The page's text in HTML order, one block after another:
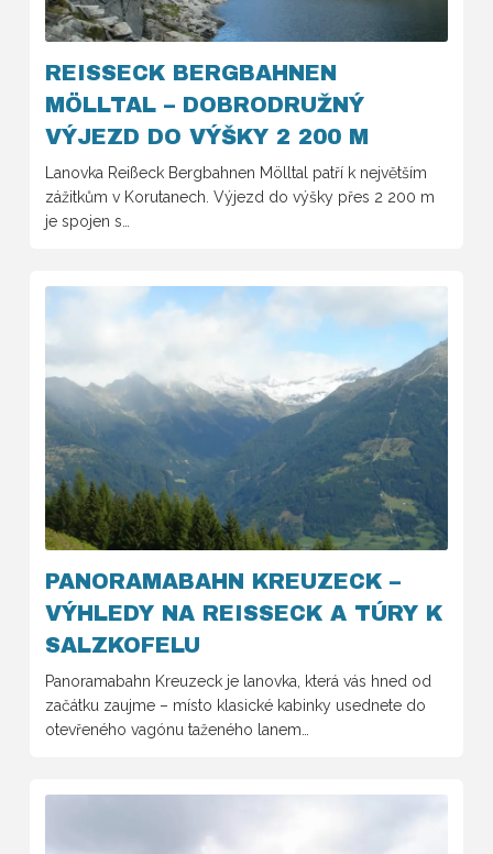
REISSECK BERGBAHNEN M
ÖLLTAL – DOBRODRUŽNÝ V
ÝJEZD DO VÝŠKY 2 200 M
Lanovka Reißeck Bergbahnen Mölltal patří k největším
zážitkům v Korutanech. Výjezd do výšky přes 2 200 m
je spojen s…
PANORAMABAHN KREUZECK –
VÝHLEDY NA REISSECK A TÚRY K
SALZKOFELU
Panoramabahn Kreuzeck je lanovka, která vás hned od
začátku zaujme – místo klasické kabinky usednete do
otevřeného vagónu taženého lanem…